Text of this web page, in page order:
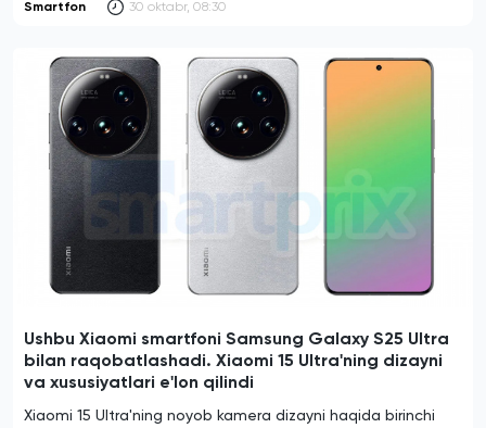
Smartfon 30 oktabr, 08:30
Ushbu Xiaomi smartfoni Samsung Galaxy S25 Ultra
bilan raqobatlashadi. Xiaomi 15 Ultra'ning dizayni
va xususiyatlari e'lon qilindi
Xiaomi 15 Ultra'ning noyob kamera dizayni haqida birinchi